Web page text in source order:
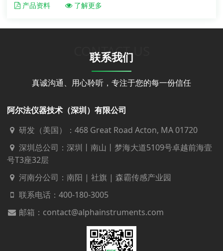
产品资料
了解更多
联系我们
CONTACT US
真诚沟通、用心聆听，专注于您的每一份信任
阿尔法仪器技术（深圳）有限公司
研发（美国）：468 Great Road Acton, MA 01720
深圳总公司：深圳丨南山丨梦海大道5109号卓越前海壹
号T3座32层
河南分公司：南阳 | 社旗 | 森霸传感产业园
联系电话： 400-180-3005
邮箱：contact@alphainstruments.com